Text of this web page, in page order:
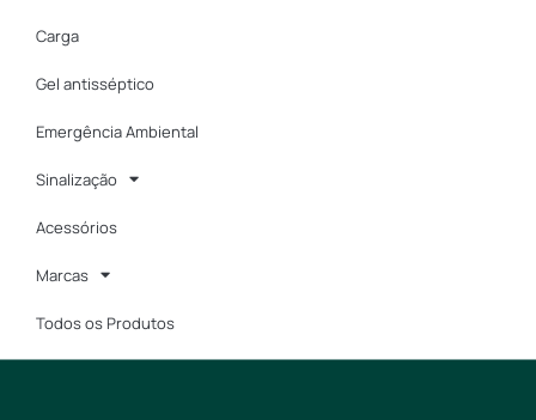
Carga
Gel antisséptico
Emergência Ambiental
Sinalização
Acessórios
Marcas
Todos os Produtos